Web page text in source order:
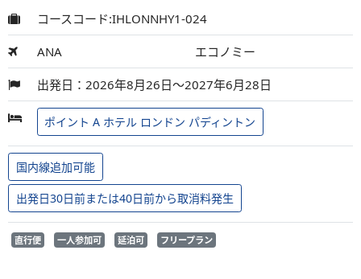
コースコード:IHLONNHY1-024
ANA エコノミー
出発日：2026年8月26日～2027年6月28日
ポイント A ホテル ロンドン パディントン
国内線追加可能
出発日30日前または40日前から取消料発生
直行便 一人参加可 延泊可 フリープラン